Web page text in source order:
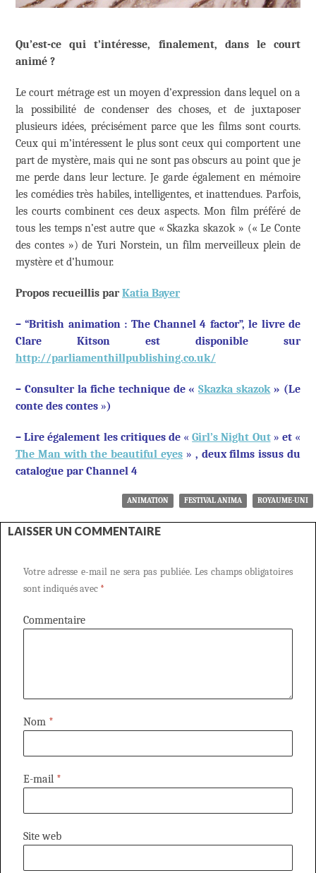
Qu’est-ce qui t’intéresse, finalement, dans le court
animé ?
Le court métrage est un moyen d’expression dans lequel on a
la possibilité de condenser des choses, et de juxtaposer
plusieurs idées, précisément parce que les films sont courts.
Ceux qui m’intéressent le plus sont ceux qui comportent une
part de mystère, mais qui ne sont pas obscurs au point que je
me perde dans leur lecture. Je garde également en mémoire
les comédies très habiles, intelligentes, et inattendues. Parfois,
les courts combinent ces deux aspects. Mon film préféré de
tous les temps n’est autre que « Skazka skazok » (« Le Conte
des contes ») de Yuri Norstein, un film merveilleux plein de
mystère et d’humour.
Propos recueillis parKatia Bayer
– “British animation : The Channel 4 factor”, le livre de
Clare Kitson est disponible sur
http://parliamenthillpublishing.co.uk/
– Consulter la fiche technique de «Skazka skazok» (Le
conte des contes »)
– Lire également les critiques de «Girl’s Night Out » et «
The Man with the beautiful eyes » , deux films issus du
catalogue par Channel 4
ANIMATION FESTIVAL ANIMA ROYAUME-UNI
LAISSER UN COMMENTAIRE
Votre adresse e-mail ne sera pas publiée. Les champs obligatoires
sont indiqués avec *
Commentaire
Nom *
E-mail *
Site web